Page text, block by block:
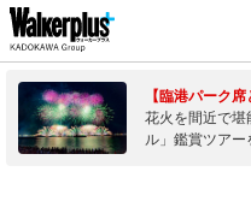
【臨港パーク
花火を間近で堪
ル」鑑賞ツアー